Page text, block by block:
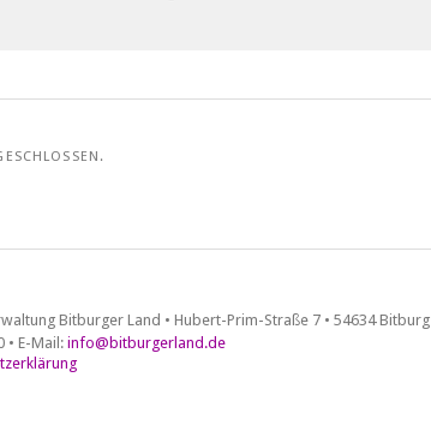
Bitburger Land • Hubert-Prim-Straße 7 • 54634 Bitburg
• E-Mail: info@bitburgerland.de